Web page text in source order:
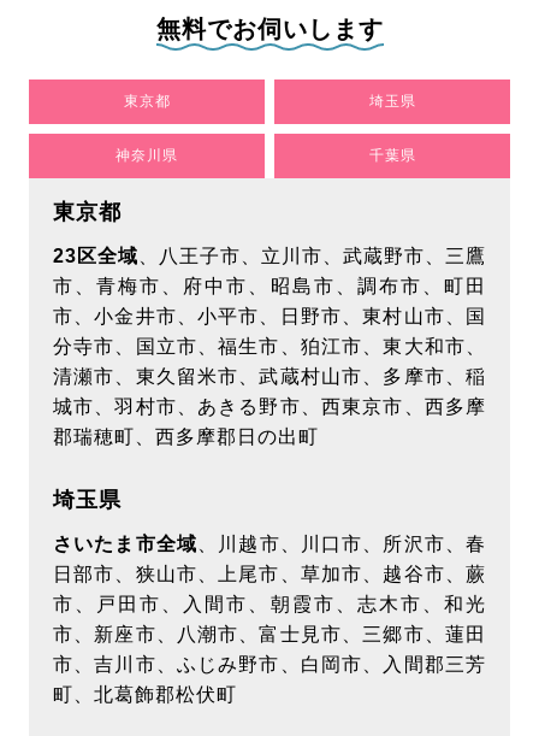
【個人情報の利用目的について】
当社は、以下に記載する目的でお客様の個人情報
を利用させていただきます。個人情報の利用範囲
に関しては、次項目「第三者への開示について」
をご確認ください。
各種サービス提供のため
市場調査･お客様ご利用状況の分析のため
各種サービス案内のため
お客様に提供するサービス向上･改善のため
関連情報のご案内を送付
【個人を特定しない属性情報・行動履歴の取得及
び利用について】
当ウェブサイトでは、広告配信事業者が提供する
プログラムを利用し、特定のサイトにおいて行動
ターゲティング広告（サイト閲覧情報などをもと
にユーザーの興味・関心にあわせて広告を配信す
る広告手法）を行っております。その際、ユーザ
ーのサイト訪問履歴情報を採取するためCookieを
使用しています（ただし、個人を特定・識別でき
るような情報は一切含まれておりません）
広告配信事業者は 当該Cookieを使用して当ウェ
無料でお伺いします
東京都 埼玉県
神奈川県 千葉県
東京都
23区全域 、八王子市、立川市、武蔵野市、三鷹
市、青梅市、府中市、昭島市、調布市、町田
市、小金井市、小平市、日野市、東村山市、国
分寺市、国立市、福生市、狛江市、東大和市、
清瀬市、東久留米市、武蔵村山市、多摩市、稲
城市、羽村市、あきる野市、西東京市、西多摩
郡瑞穂町、西多摩郡日の出町
埼玉県
さいたま市全域 、川越市、川口市、所沢市、春
日部市、狭山市、上尾市、草加市、越谷市、蕨
市、戸田市、入間市、朝霞市、志木市、和光
市、新座市、八潮市、富士見市、三郷市、蓮田
市、吉川市、ふじみ野市、白岡市、入間郡三芳
町、北葛飾郡松伏町